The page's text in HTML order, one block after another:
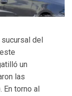
sucursal del
un
las
En torno al